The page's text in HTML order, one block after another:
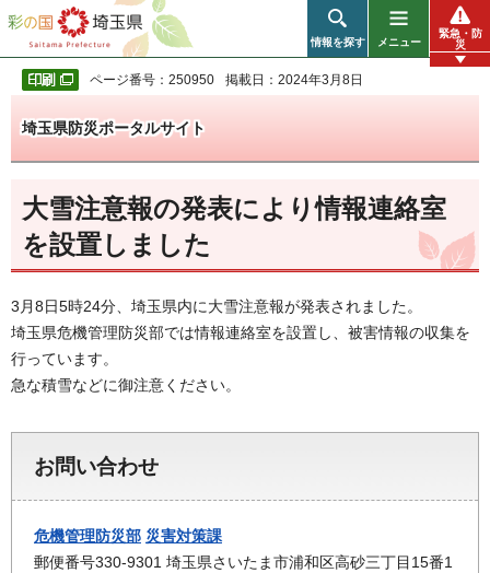
彩の国 埼玉県
情報を探す メニュー
緊急・防
災
ページ番号：250950 掲載日：2024年3月8日
埼玉県防災ポータルサイト
大雪注意報の発表により情報連絡室
を設置しました
3月8日5時24分、埼玉県内に大雪注意報が発表されました。
埼玉県危機管理防災部では情報連絡室を設置し、被害情報の収集を
行っています。
急な積雪などに御注意ください。
お問い合わせ
危機管理防災部 災害対策課
郵便番号330-9301 埼玉県さいたま市浦和区高砂三丁目15番1